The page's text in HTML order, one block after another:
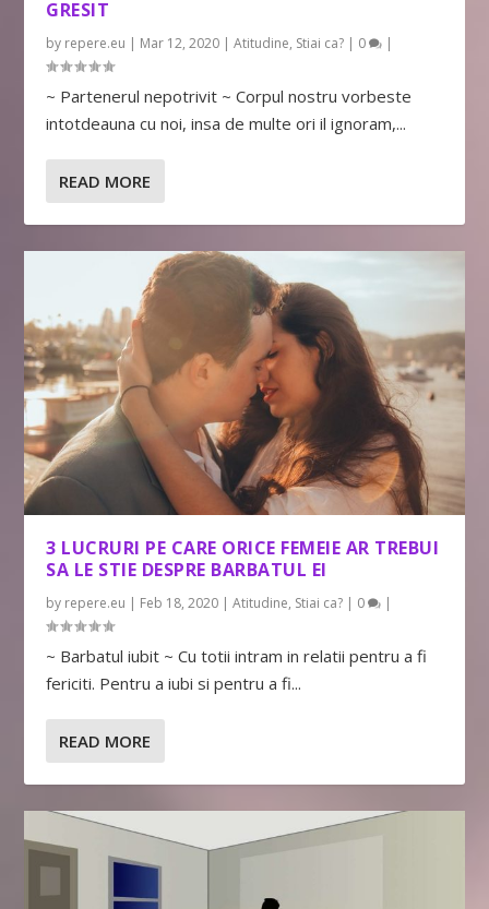
GRESIT
by repere.eu | Mar 12, 2020 |Atitudine, Stiai ca? | 0 |
~ Partenerul nepotrivit ~ Corpul nostru vorbeste
intotdeauna cu noi, insa de multe ori il ignoram,...
READ MORE
3 LUCRURI PE CARE ORICE FEMEIE AR TREBUI
SA LE STIE DESPRE BARBATUL EI
by repere.eu | Feb 18, 2020 |Atitudine, Stiai ca? | 0 |
~ Barbatul iubit ~ Cu totii intram in relatii pentru a fi
fericiti. Pentru a iubi si pentru a fi...
READ MORE